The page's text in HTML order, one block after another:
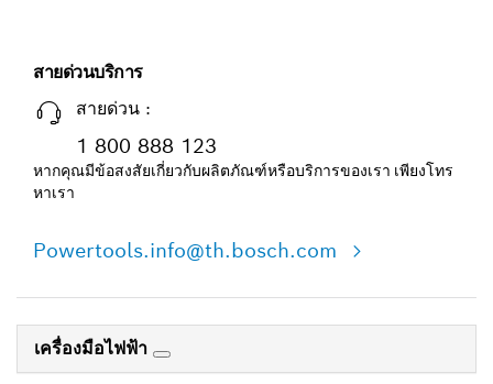
สายด่วนบริการ
สายด่วน :
1 800 888 123
หากคุณมีข้อสงสัยเกี่ยวกับผลิตภัณฑ์หรือบริการของเรา เพียงโทร
หาเรา
Powertools.info@th.bosch.com
เครื่องมือไฟฟ้า